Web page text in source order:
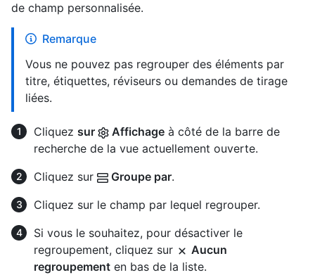
de champ personnalisée.
Remarque
Vous ne pouvez pas regrouper des éléments par
titre, étiquettes, réviseurs ou demandes de tirage
liées.
Cliquez sur Affichage à côté de la barre de
recherche de la vue actuellement ouverte.
Cliquez sur
Groupe par.
Cliquez sur le champ par lequel regrouper.
Si vous le souhaitez, pour désactiver le
regroupement, cliquez sur
Aucun
regroupement en bas de la liste.